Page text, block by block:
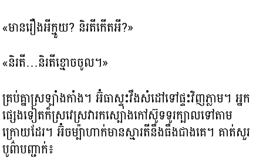
«មានរឿងអីក្មួយ? និរតីកើតអី?»
«និរតី…និរតីខ្មោចចូល។»
គ្រប់គ្នាស្រឡាំងកាំង។ អ៊ំធាស្ទុះវឹងសំដៅទៅផ្ទះវិញភ្លាម។ អ្នក
ផ្សេងទៀតក៏ស្រវេស្រវារកស្បោងកៅស៊ូទទូរក្បាលទៅតាម
ក្រោយដែរ។ អ៊ំចម្ប៉ាហាក់មានស្មារតីនឹងធឹងជាងគេ។ គាត់សួរ
បូព៌ាបញ្ជាក់៖